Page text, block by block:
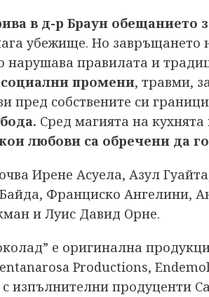
в д-р Браун обещанието
убежище. Но завръщането
нарушава правилата и
социални промени, травми,
пред собствените си
Сред магията на
любови са обречени да
Ирене Асуела, Азул
Франциско Ангелини,
и Луис Давид Орне.
е оригинална
Productions,
изпълнителни продуценти